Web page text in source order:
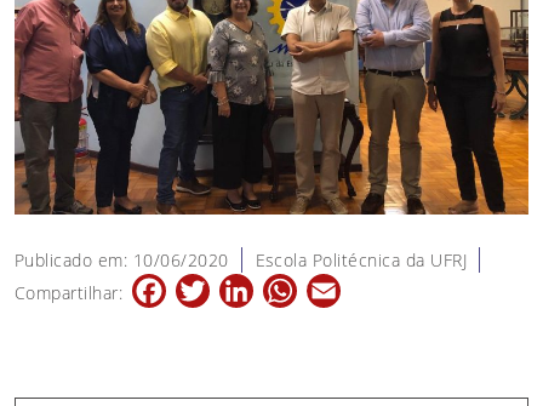
Publicado em: 10/06/2020
Escola Politécnica da UFRJ
Compartilhar:
FacebookTwitterLinkedInWhatsApp